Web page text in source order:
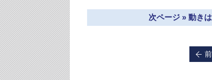
次ページ » 動き